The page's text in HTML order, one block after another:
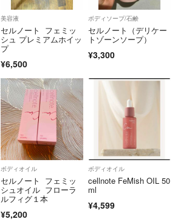
美容液
セルノート フェミッ
シュ プレミアムホイッ
プ
¥6,500
ボディソープ/石鹸
セルノート（デリケー
トゾーンソープ）
¥3,300
ボディオイル
セルノート フェミッ
シュオイル フローラ
ルフィグ１本
¥5,200
ボディオイル
cellnote FeMish OIL 50
ml
¥4,599